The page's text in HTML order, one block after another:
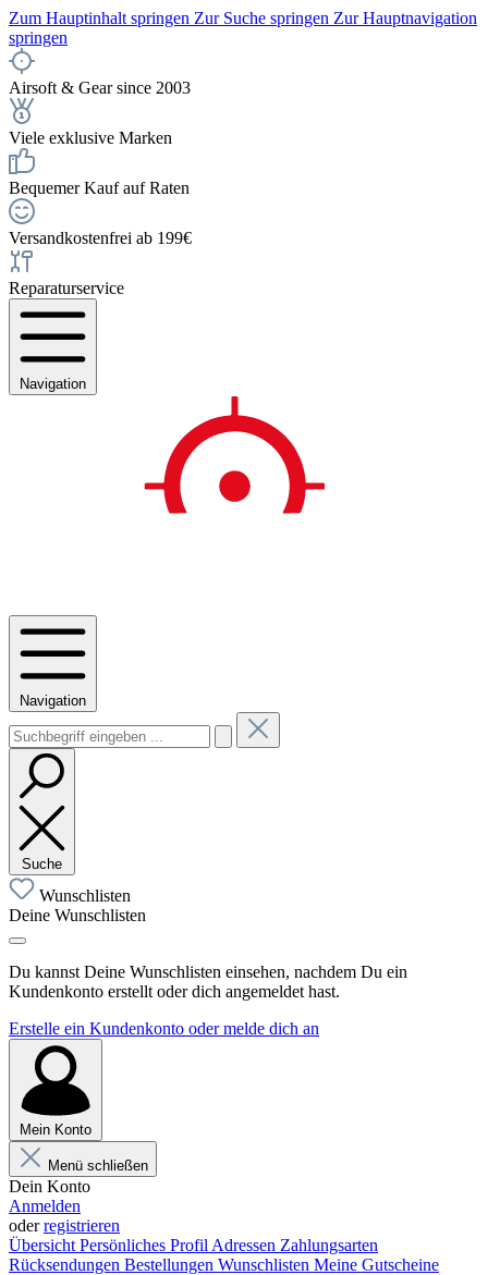
Zum Hauptinhalt springen Zur Suche springen Zur Hauptnavigation
springen
Airsoft & Gear since 2003
Viele exklusive Marken
Bequemer Kauf auf Raten
Versandkostenfrei ab 199€
Reparaturservice
Navigation
Navigation
Suche
Wunschlisten
Deine Wunschlisten
Du kannst Deine Wunschlisten einsehen, nachdem Du ein
Kundenkonto erstellt oder dich angemeldet hast.
Erstelle ein Kundenkonto oder melde dich an
Mein Konto
Menü schließen
Dein Konto
Anmelden
oderregistrieren
Übersicht Persönliches Profil Adressen Zahlungsarten
Rücksendungen Bestellungen Wunschlisten Meine Gutscheine